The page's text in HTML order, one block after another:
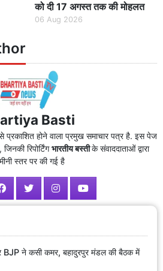
को दी 17 अगस्त तक की मोहलत
06 Aug 2026
Basti
प्रकाशित होने वाला प्रमुख समाचार पत्र है. इस पेज
रिपोर्टिंगभारतीय बस्तीके संवाददाताओं द्वारा
स्तर पर की गई है
BJP ने कसी कमर, बहादुरपुर मंडल की बैठक में